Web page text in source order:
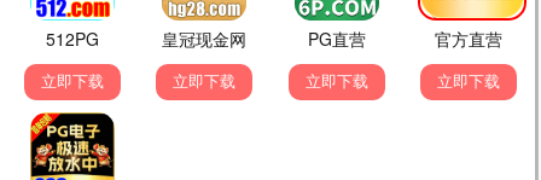
还珠格格
古装